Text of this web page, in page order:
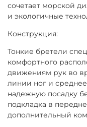
сочетает морской
и экологичные
Конструкция:
Тонкие бретели
комфортного
движениям рук во
линии ног и
надежную посадку
подкладка в
дополнительный